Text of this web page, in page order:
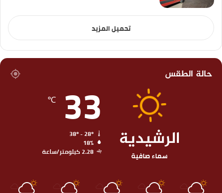
تحميل المزيد
حالة الطقس
الرشيدية
سماء صافية
33
℃
18%
2.28 كيلومتر/ساعة